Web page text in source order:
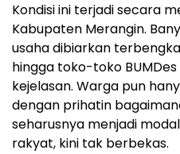
Kondisi ini terjadi secara
Kabupaten Merangin.
usaha dibiarkan
hingga toko-toko
kejelasan. Warga pun
dengan prihatin
seharusnya menjadi
rakyat, kini tak berbekas.